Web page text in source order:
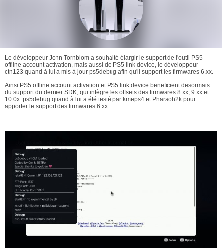
Le développeur John Tornblom a souhaité élargir le support de l'outil PS5
offline account activation, mais aussi de PS5 link device, le développeur
ctn123 quand à lui a mis à jour ps5debug afin qu'il support les firmwares 6.xx.
Ainsi PS5 offline account activation et PS5 link device bénéficient désormais
du support du dernier SDK, qui intègre les offsets des firmwares 8.xx, 9.xx et
10.0x. ps5debug quand à lui a été testé par kmeps4 et Pharaoh2k pour
apporter le support des firmwares 6.xx.